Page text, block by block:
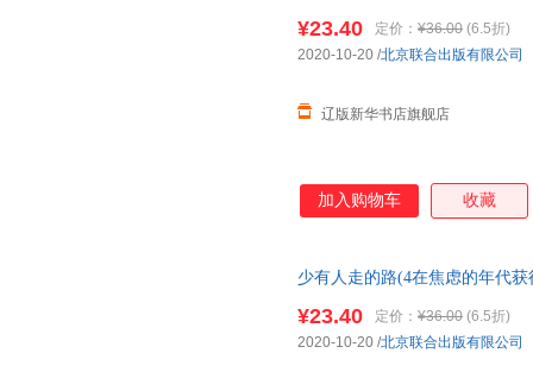
¥23.40 定价： ¥36.00 (6.5折)
辽版新华书店旗舰店
2020-10-20 /北京联合出版有限公司
加入购物车 收藏
少有人走的路(4在焦虑的年代
¥23.40 定价： ¥36.00 (6.5折)
2020-10-20 /北京联合出版有限公司